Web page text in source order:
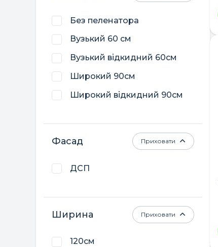
Без пеленатора
Вузький 60 см
Вузький відкидний 60см
Широкий 90см
Широкий відкидний 90см
Фасад
ДСП
Приховати
Ширина
120см
Приховати